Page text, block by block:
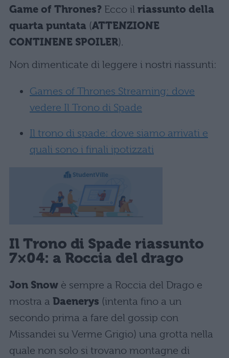
Game of Thrones? Ecco il riassunto della
quarta puntata (ATTENZIONE
CONTINENE SPOILER).
Non dimenticate di leggere i nostri riassunti:
Games of Thrones Streaming: dove
vedere Il Trono di Spade
Il trono di spade: dove siamo arrivati e
quali sono i finali ipotizzati
Il Trono di Spade riassunto
7×04: a Roccia del drago
Jon Snow è sempre a Roccia del Drago e
mostra a Daenerys (intenta fino a un
secondo prima a fare del gossip con
Missandei su Verme Grigio) una grotta nella
quale non solo si trovano montagne di